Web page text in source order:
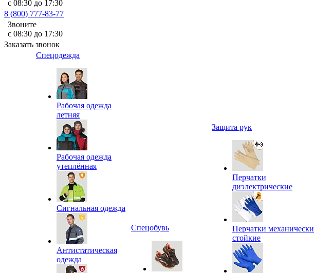
с 08:30 до 17:30
8 (800) 777-83-77
Звоните
с 08:30 до 17:30
Заказать звонок
Спецодежда
Рабочая одежда
летняя
Рабочая одежда
утеплённая
Сигнальная одежда
Антистатическая
одежда
Спецобувь
Защита рук
Перчатки
диэлектрические
Перчатки механически
стойкие